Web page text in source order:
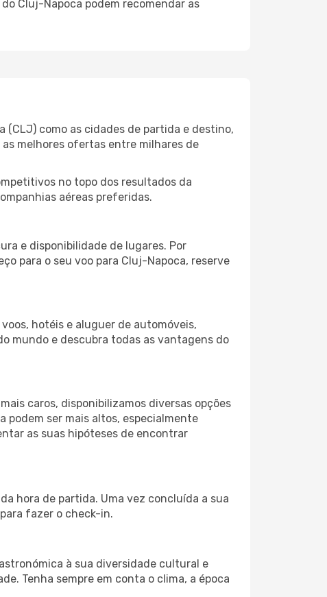
Cluj-Napoca podem recomendar as
(CLJ) como as cidades de partida e destino,
melhores ofertas entre milhares de
no topo dos resultados da
aéreas preferidas.
e disponibilidade de lugares. Por
para o seu voo para Cluj-Napoca, reserve
hotéis e aluguer de automóveis,
mundo e descubra todas as vantagens do
caros, disponibilizamos diversas opções
podem ser mais altos, especialmente
as suas hipóteses de encontrar
hora de partida. Uma vez concluída a sua
fazer o check-in.
à sua diversidade cultural e
Tenha sempre em conta o clima, a época